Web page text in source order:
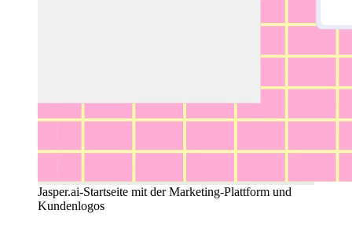
Jasper.ai-Startseite mit der Marketing-Plattform und
Kundenlogos